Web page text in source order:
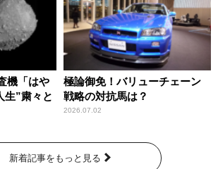
機「はや
生”粛々と
極論御免！バリューチェーン
戦略の対抗馬は？
2026.07.02
新着記事をもっと見る